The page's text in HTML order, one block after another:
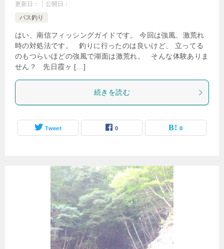
更新日：
公開日：
バス釣り
はい、南信フィッシングガイドです。 今回は強風、激荒れ
時の対処法です。 釣りに行ったのは良いけど、 立ってる
のもつらいほどの強風で湖面は激荒れ。 そんな体験ありま
せん？ 先日霞ヶ […]
続きを読む
Tweet 0 0